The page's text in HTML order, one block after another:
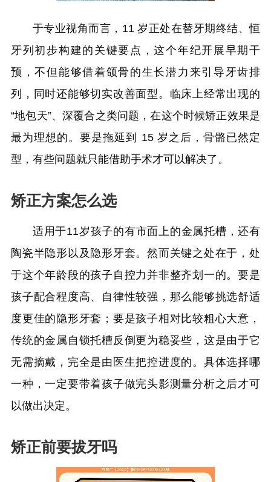
于专业视角而言，11 岁正处在替牙期终结、恒
牙列初步构建的关键要点，这个年纪开展早期干
预，不但能够借着颌骨的生长潜力来引导牙齿排
列，同时还能够切实改善面型。临床上经常出现的
“地包天”、深覆合之类问题，在这个时候矫正效果是
最为理想的。要是拖延到 15 岁之后，骨骼已然定
型，有些问题就只能借助手术才可以解决了。
矫正方案怎么选
适用于11岁孩子的有市面上的金属托槽，还有
陶瓷半隐形以及隐形牙套。然而关键之处在于，处
于这个年龄段的孩子自控力并非整齐划一的。要是
孩子配合程度高、自律性较强，那么能够挑选舒适
度更佳的隐形牙套；要是孩子相对比较粗心大意，
传统的金属自锁托槽反倒更为稳妥些，这是由于它
无需摘戴，完全是由医生把控进度的。具体选择哪
一种，一定要带着孩子做完头影测量分析之后才可
以做出决定。
矫正前要拔牙吗